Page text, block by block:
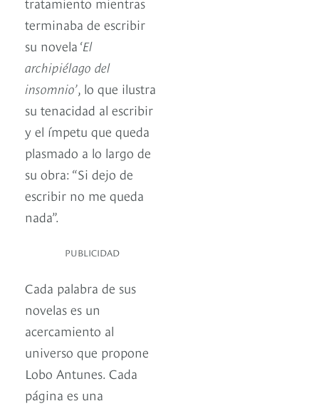
terminaba de escribir
su novela ‘El
archipiélago del
insomnio’, lo que ilustra
su tenacidad al escribir
y el ímpetu que queda
plasmado a lo largo de
su obra: “Si dejo de
escribir no me queda
nada”.
PUBLICIDAD
Cada palabra de sus
novelas es un
acercamiento al
universo que propone
Lobo Antunes. Cada
página es una